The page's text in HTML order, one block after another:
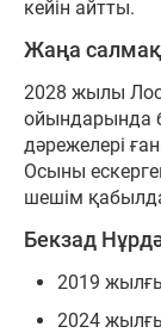
кейін айтты.
Жаңа
2028 жылы
ойындарында
дәрежелері
Осыны
шешім
Бекзад
2019
2024